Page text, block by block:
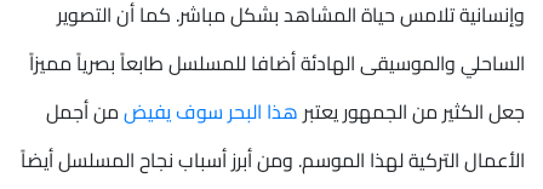
وإنسانية تلامس حياة المشاهد بشكل مباشر. كما أن التصوير
الساحلي والموسيقى الهادئة أضافا للمسلسل طابعاً بصرياً مميزاً
جعل الكثير من الجمهور يعتبرهذا البحر سوف يفيضمن أجمل
الأعمال التركية لهذا الموسم. ومن أبرز أسباب نجاح المسلسل أيضاً